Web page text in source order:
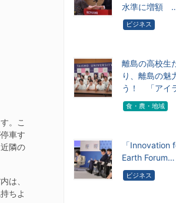
。こ
車す
隣の
は、
ちよ
水準に増額
ビジネス
離島の高校生
り、離島の魅
う！ 「アイ
食・農・地域
「Innovation
Earth Forum…
ビジネス